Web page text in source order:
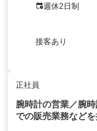
週休2日制
接客あり
正社員
腕時計の営業／腕
での販売業務など